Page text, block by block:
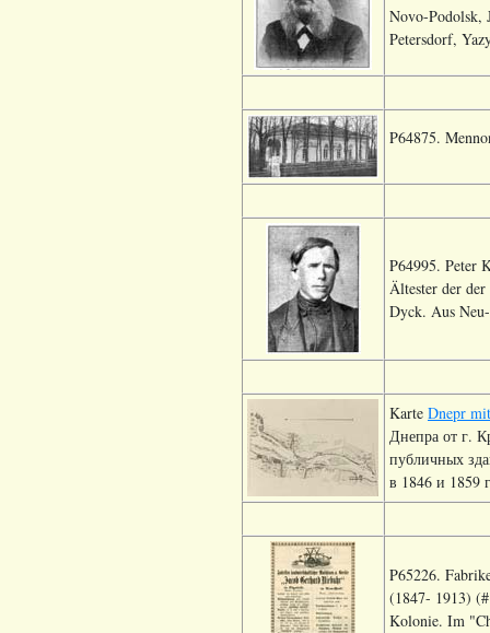
Novo-Podolsk,
Petersdorf,
P64875.
P64995. Peter
Ältester der
Dyck. Aus
Karte Dnepr
Днепра от г.
публичных
в 1846 и 1859
P65226.
(1847- 1913)
Kolonie. Im